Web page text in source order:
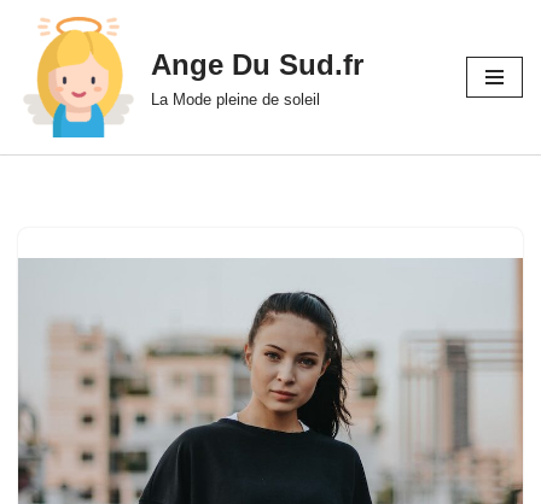
Aller
au
contenu
Ange Du Sud.fr
La Mode pleine de soleil